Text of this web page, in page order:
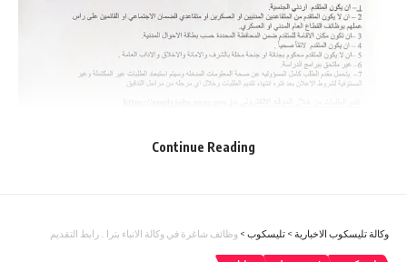
Continue Reading
وكالة تليسكوب الاخبارية > تليسكوب > وظائف شاغرة في وكالة الانباء بترا .. رابط التقديم